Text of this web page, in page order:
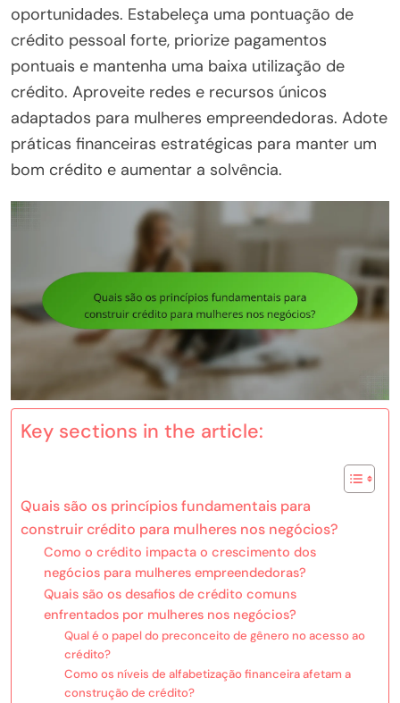
oportunidades. Estabeleça uma pontuação de
crédito pessoal forte, priorize pagamentos
pontuais e mantenha uma baixa utilização de
crédito. Aproveite redes e recursos únicos
adaptados para mulheres empreendedoras. Adote
práticas financeiras estratégicas para manter um
bom crédito e aumentar a solvência.
Key sections in the article:
Quais são os princípios fundamentais para
construir crédito para mulheres nos negócios?
Como o crédito impacta o crescimento dos
negócios para mulheres empreendedoras?
Quais são os desafios de crédito comuns
enfrentados por mulheres nos negócios?
Qual é o papel do preconceito de gênero no acesso ao
crédito?
Como os níveis de alfabetização financeira afetam a
construção de crédito?